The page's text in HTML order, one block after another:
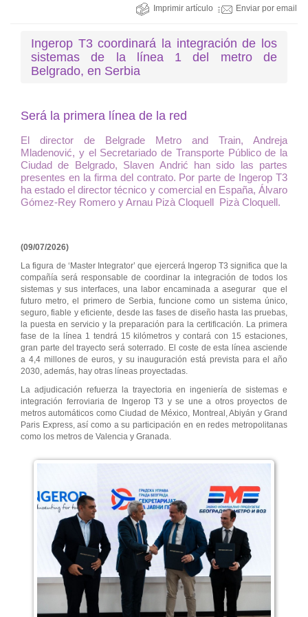
Imprimir artículo Enviar por email
Ingerop T3 coordinará la integración de los
sistemas de la línea 1 del metro de
Belgrado, en Serbia
Será la primera línea de la red
El director de Belgrade Metro and Train, Andreja
Mladenović, y el Secretariado de Transporte Público de la
Ciudad de Belgrado, Slaven Andrić han sido las partes
presentes en la firma del contrato. Por parte de Ingerop T3
ha estado el director técnico y comercial en España, Álvaro
Gómez-Rey Romero y Arnau Pizà Cloquell Pizà Cloquell.
(09/07/2026)
La figura de ‘Master Integrator’ que ejercerá Ingerop T3 significa que la
compañía será responsable de coordinar la integración de todos los
sistemas y sus interfaces, una labor encaminada a asegurar que el
futuro metro, el primero de Serbia, funcione como un sistema único,
seguro, fiable y eficiente, desde las fases de diseño hasta las pruebas,
la puesta en servicio y la preparación para la certificación. La primera
fase de la línea 1 tendrá 15 kilómetros y contará con 15 estaciones,
gran parte del trayecto será soterrado. El coste de esta línea asciende
a 4,4 millones de euros, y su inauguración está prevista para el año
2030, además, hay otras líneas proyectadas.
La adjudicación refuerza la trayectoria en ingeniería de sistemas e
integración ferroviaria de Ingerop T3 y se une a otros proyectos de
metros automáticos como Ciudad de México, Montreal, Abiyán y Grand
Paris Express, así como a su participación en en redes metropolitanas
como los metros de Valencia y Granada.